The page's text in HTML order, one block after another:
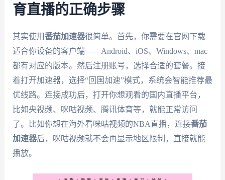
育直播的正确步骤
其实使用番茄加速器很简单。首先，你需要在官网下载
适合你设备的客户端——Android、iOS、Windows、mac
都有对应的版本。然后注册账号，选择合适的套餐。接
着打开加速器，选择“回国加速”模式，系统会智能推荐最
优线路。连接成功后，打开你想观看的国内直播平台，
比如央视频、咪咕视频、腾讯体育等，就能正常访问
了。比如你想在海外看咪咕视频的NBA直播，连接番茄
加速器后，咪咕视频就不会再显示地区限制，直接就能
播放。